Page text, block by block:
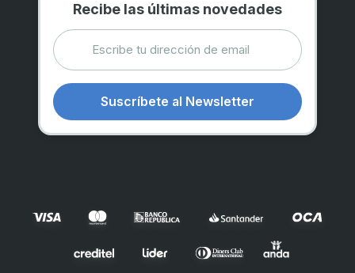
Recibe las últimas novedades
Suscríbete al Newsletter